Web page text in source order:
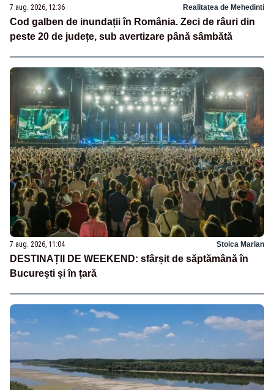
7 aug. 2026, 12:36 Realitatea de Mehedinti
Cod galben de inundații în România. Zeci de râuri din
peste 20 de județe, sub avertizare până sâmbătă
7 aug. 2026, 11:04 Stoica Marian
DESTINAȚII DE WEEKEND: sfârșit de săptămână în
București și în țară